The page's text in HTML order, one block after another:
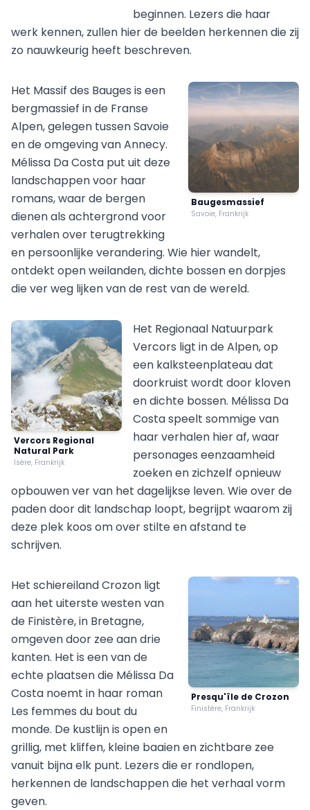
beginnen. Lezers die haar
werk kennen, zullen hier de beelden herkennen die zij
zo nauwkeurig heeft beschreven.
Baugesmassief
Savoie, Frankrijk
Het Massif des Bauges is een
bergmassief in de Franse
Alpen, gelegen tussen Savoie
en de omgeving van Annecy.
Mélissa Da Costa put uit deze
landschappen voor haar
romans, waar de bergen
dienen als achtergrond voor
verhalen over terugtrekking
en persoonlijke verandering. Wie hier wandelt,
ontdekt open weilanden, dichte bossen en dorpjes
die ver weg lijken van de rest van de wereld.
Vercors Regional
Natural Park
Isère, Frankrijk
Het Regionaal Natuurpark
Vercors ligt in de Alpen, op
een kalksteenplateau dat
doorkruist wordt door kloven
en dichte bossen. Mélissa Da
Costa speelt sommige van
haar verhalen hier af, waar
personages eenzaamheid
zoeken en zichzelf opnieuw
opbouwen ver van het dagelijkse leven. Wie over de
paden door dit landschap loopt, begrijpt waarom zij
deze plek koos om over stilte en afstand te
schrijven.
Presqu'île de Crozon
Finistère, Frankrijk
Het schiereiland Crozon ligt
aan het uiterste westen van
de Finistère, in Bretagne,
omgeven door zee aan drie
kanten. Het is een van de
echte plaatsen die Mélissa Da
Costa noemt in haar roman
Les femmes du bout du
monde. De kustlijn is open en
grillig, met kliffen, kleine baaien en zichtbare zee
vanuit bijna elk punt. Lezers die er rondlopen,
herkennen de landschappen die het verhaal vorm
geven.